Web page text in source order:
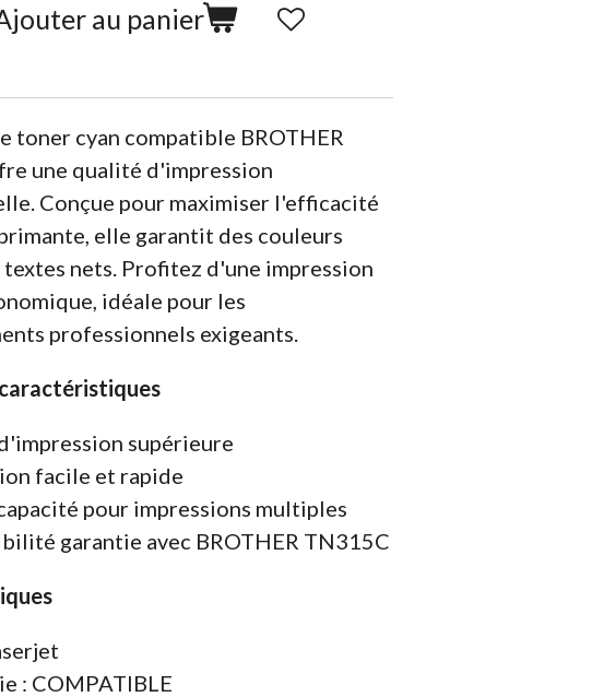
au panier
toner cyan compatible BROTHER
une qualité d'impression
Conçue pour maximiser l'efficacité
elle garantit des couleurs
textes nets. Profitez d'une impression
idéale pour les
professionnels exigeants.
supérieure
facile et rapide
pour impressions multiples
garantie avec BROTHER TN315C
: COMPATIBLE